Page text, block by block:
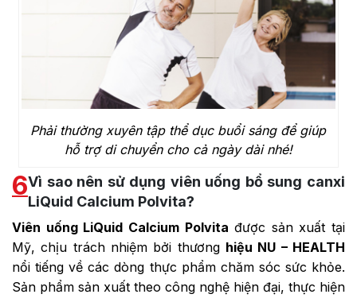
Phải thường xuyên tập thể dục buổi sáng để giúp
hỗ trợ di chuyển cho cả ngày dài nhé!
6Vì sao nên sử dụng viên uống bổ sung canxi
LiQuid Calcium Polvita?
Viên uống LiQuid Calcium Polvita được sản xuất tại
Mỹ, chịu trách nhiệm bởi thương hiệu NU – HEALTH
nổi tiếng về các dòng thực phẩm chăm sóc sức khỏe.
Sản phẩm sản xuất theo công nghệ hiện đại, thực hiện